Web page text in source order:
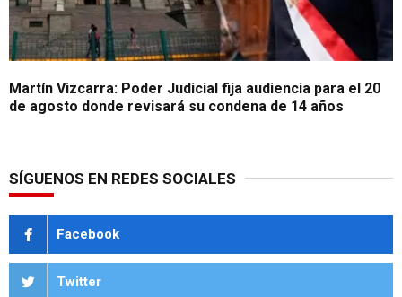
Martín Vizcarra: Poder Judicial fija audiencia para el 20
de agosto donde revisará su condena de 14 años
SÍGUENOS EN REDES SOCIALES
Facebook
Twitter